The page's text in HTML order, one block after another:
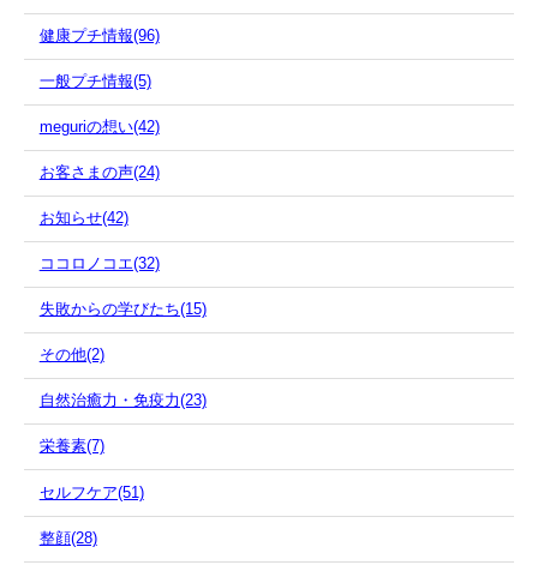
健康プチ情報(96)
一般プチ情報(5)
meguriの想い(42)
お客さまの声(24)
お知らせ(42)
ココロノコエ(32)
失敗からの学びたち(15)
その他(2)
自然治癒力・免疫力(23)
栄養素(7)
セルフケア(51)
整顔(28)